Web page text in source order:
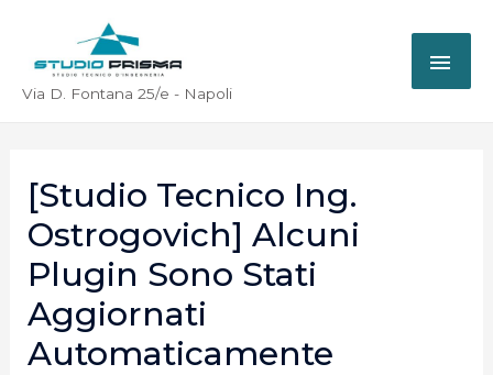
Via D. Fontana 25/e - Napoli
[Studio Tecnico Ing.
Ostrogovich] Alcuni
Plugin Sono Stati
Aggiornati
Automaticamente